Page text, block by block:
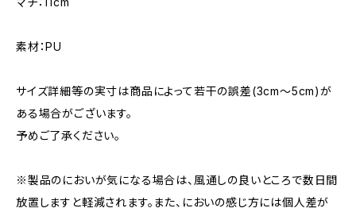
素材：PU
サイズ詳細等の実寸は商品によって若干の誤差(3cm〜5cm)が
ある場合がございます。
予めご了承ください。
※製品のにおいが気になる場合は、風通しの良いところで数日間
放置しますと軽減されます。また、においの感じ方には個人差が